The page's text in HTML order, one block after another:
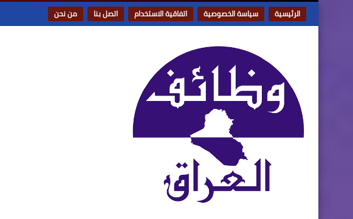
الرئيسية سياسة الخصوصية اتفاقية الاستخدام اتصل بنا من نحن